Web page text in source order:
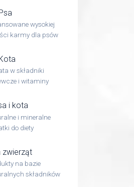
wysokiej
karmy dla psów
w składniki
i witaminy
i kota
i mineralne
do diety
zwierząt
na bazie
składników